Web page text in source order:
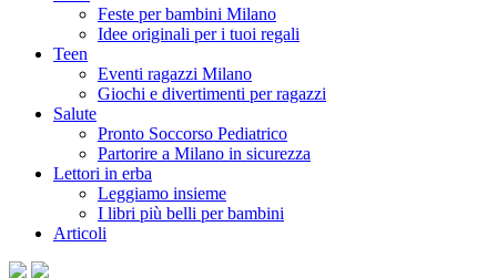
Feste per bambini Milano
Idee originali per i tuoi regali
Teen
Eventi ragazzi Milano
Giochi e divertimenti per ragazzi
Salute
Pronto Soccorso Pediatrico
Partorire a Milano in sicurezza
Lettori in erba
Leggiamo insieme
I libri più belli per bambini
Articoli